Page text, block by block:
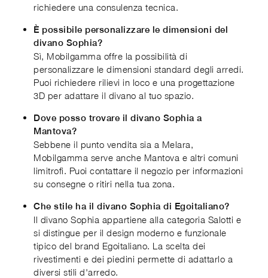
richiedere una consulenza tecnica.
È possibile personalizzare le dimensioni del
divano Sophia?
Sì, Mobilgamma offre la possibilità di
personalizzare le dimensioni standard degli arredi.
Puoi richiedere rilievi in loco e una progettazione
3D per adattare il divano al tuo spazio.
Dove posso trovare il divano Sophia a
Mantova?
Sebbene il punto vendita sia a Melara,
Mobilgamma serve anche Mantova e altri comuni
limitrofi. Puoi contattare il negozio per informazioni
su consegne o ritiri nella tua zona.
Che stile ha il divano Sophia di Egoitaliano?
Il divano Sophia appartiene alla categoria Salotti e
si distingue per il design moderno e funzionale
tipico del brand Egoitaliano. La scelta dei
rivestimenti e dei piedini permette di adattarlo a
diversi stili d'arredo.